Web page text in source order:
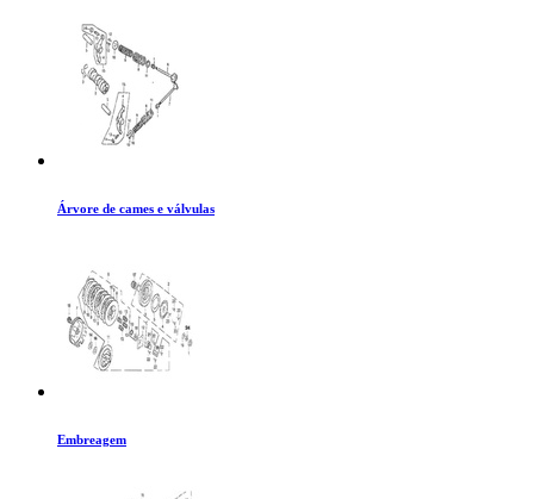
Árvore de cames e válvulas
Embreagem